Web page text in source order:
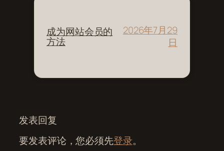
成为网站会员的
方法
2026年7月29
日
发表回复
要发表评论，您必须先登录。